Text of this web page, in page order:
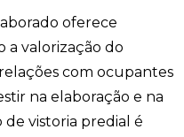
oferece
a valorização do
com ocupantes
na elaboração e na
vistoria predial é